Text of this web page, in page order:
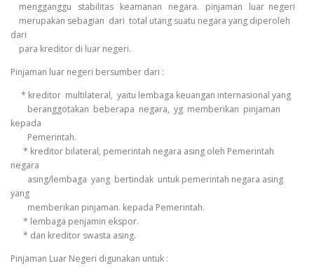
mengganggu stabilitas keamanan negara. pinjaman luar negeri
merupakan sebagian dari total utang suatu negara yang diperoleh
dari
para kreditor di luar negeri.
Pinjaman luar negeri bersumber dari :
* kreditor multilateral, yaitu lembaga keuangan internasional yang
beranggotakan beberapa negara, yg memberikan pinjaman
kepada
Pemerintah.
* kreditor bilateral, pemerintah negara asing oleh Pemerintah
negara
asing/lembaga yang bertindak untuk pemerintah negara asing
yang
memberikan pinjaman. kepada Pemerintah.
* lembaga penjamin ekspor.
* dan kreditor swasta asing.
Pinjaman Luar Negeri digunakan untuk :